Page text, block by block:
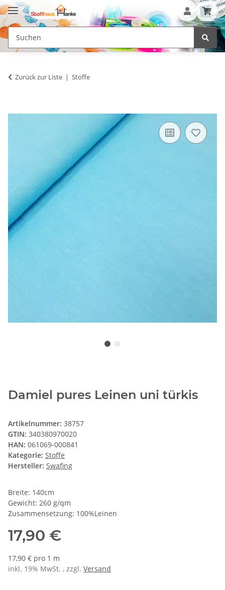
Zurück zur Liste Stoffe
Damiel pures Leinen uni türkis
Artikelnummer: 38757
GTIN: 340380970020
HAN: 061069-000841
Kategorie: Stoffe
Hersteller: Swafing
Breite: 140cm
Gewicht: 260 g/qm
Zusammensetzung: 100%Leinen
17,90 €
17,90 € pro 1 m
inkl. 19% MwSt. , zzgl. Versand